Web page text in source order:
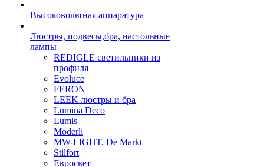
Высоковольтная аппаратура
Люстры, подвесы,бра, настольные
лампы
REDIGLE светильники из
профиля
Evoluce
FERON
LEEK люстры и бра
Lumina Deco
Lumis
Moderli
MW-LIGHT, De Markt
Stilfort
Евросвет